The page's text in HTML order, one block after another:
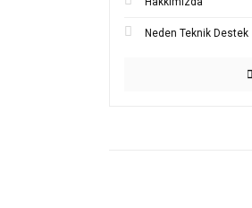
Neden Teknik Destek